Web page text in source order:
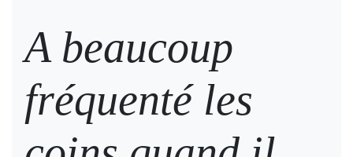
A beaucoup
fréquenté les